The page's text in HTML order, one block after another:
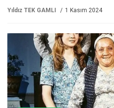
Yıldız TEK GAMLI 1 Kasım 2024